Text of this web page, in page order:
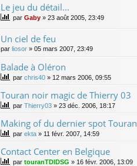
Le jeu du détail...
par Gaby » 23 août 2005, 23:49
Un ciel de feu
par liosor » 05 mars 2007, 23:49
Balade à Oléron
par chris40 » 12 mars 2006, 09:55
Touran noir magic de Thierry 03
par Thierry03 » 23 déc. 2006, 18:17
Making of du dernier spot Touran
par ekta » 11 févr. 2007, 14:59
Contact Center en Belgique
par touranTDIDSG » 16 févr. 2006, 13:09